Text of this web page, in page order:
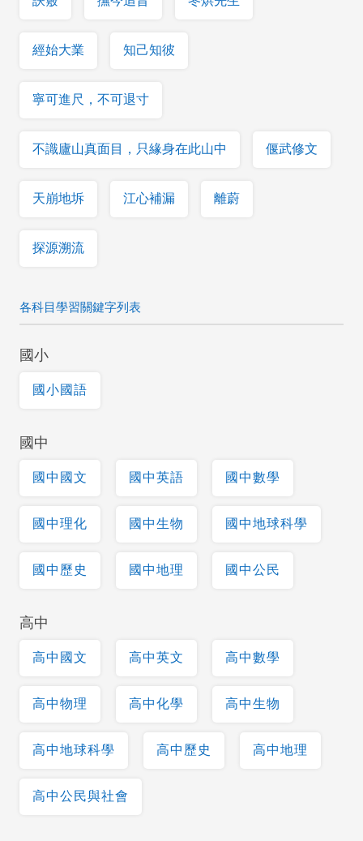
經始大業 知己知彼
寧可進尺，不可退寸
不識廬山真面目，只緣身在此山中 偃武修文
天崩地坼 江心補漏 離蔚
探源溯流
各科目學習關鍵字列表
國小
國小國語
國中
國中國文 國中英語 國中數學
國中理化 國中生物 國中地球科學
國中歷史 國中地理 國中公民
高中
高中國文 高中英文 高中數學
高中物理 高中化學 高中生物
高中地球科學 高中歷史 高中地理
高中公民與社會